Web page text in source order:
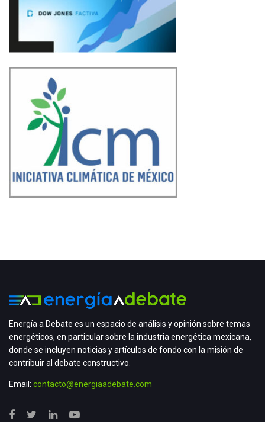
Energía a Debate es un espacio de análisis y opinión sobre temas
energéticos, en particular sobre la industria energética mexicana,
donde se incluyen noticias y artículos de fondo con la misión de
contribuir al debate constructivo.
Email: contacto@energiaadebate.com